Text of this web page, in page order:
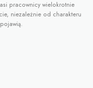
pracownicy wielokrotnie
niezależnie od charakteru